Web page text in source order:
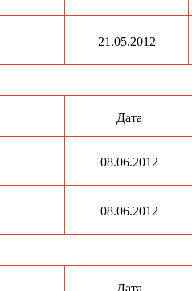
21.05.2012
Дата
08.06.2012
08.06.2012
Дата